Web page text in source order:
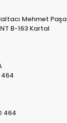
Mehmet Paşa
B-163 Kartal
464
464